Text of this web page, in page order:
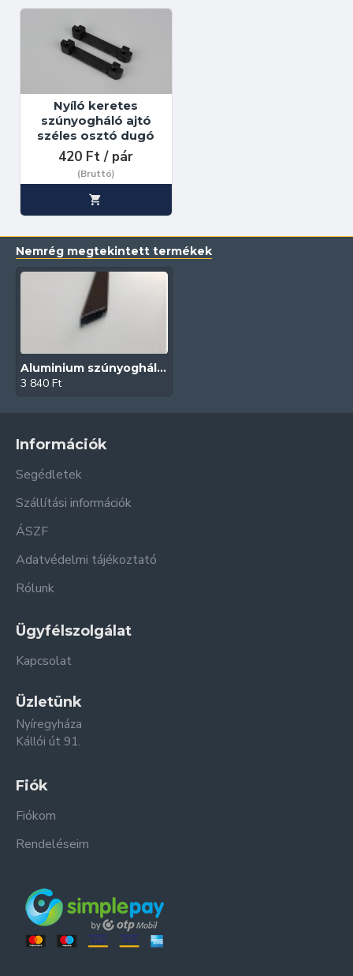
Nyíló keretes
szúnyogháló ajtó
széles osztó dugó
420 Ft / pár
(Bruttó)
Nemrég megtekintett termékek
Aluminium szúnyogháló ajtó profil (Kongó)
3 840 Ft
Információk
Segédletek
Szállítási információk
ÁSZF
Adatvédelmi tájékoztató
Rólunk
Ügyfélszolgálat
Kapcsolat
Üzletünk
Nyíregyháza
Kállói út 91.
Fiók
Fiókom
Rendeléseim